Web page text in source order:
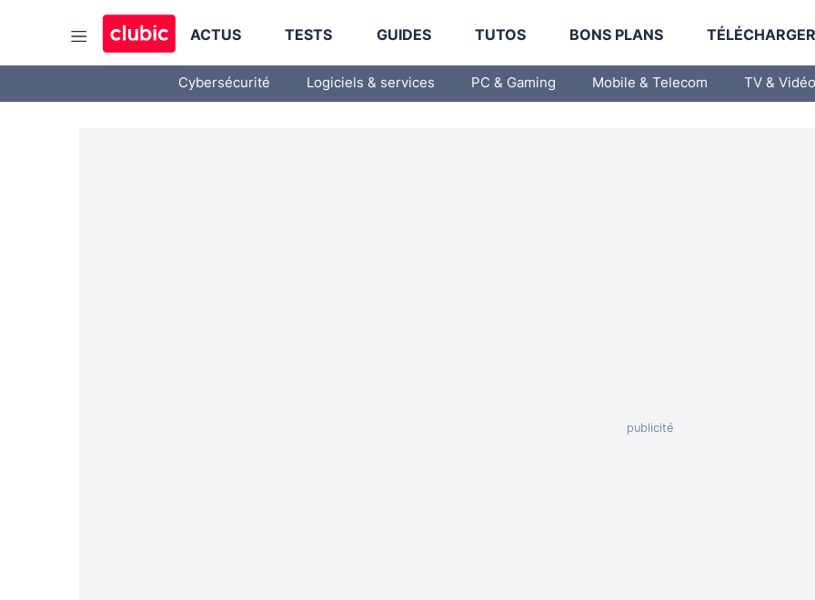
ACTUS TESTS GUIDES TUTOS BONS PLANS
Cybersécurité Logiciels & services PC & Gaming Mobile & Telecom TV & Vidéo